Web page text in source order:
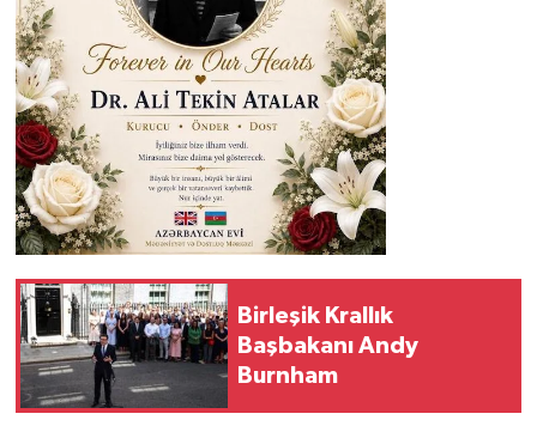
Birleşik Krallık
Başbakanı Andy
Burnham